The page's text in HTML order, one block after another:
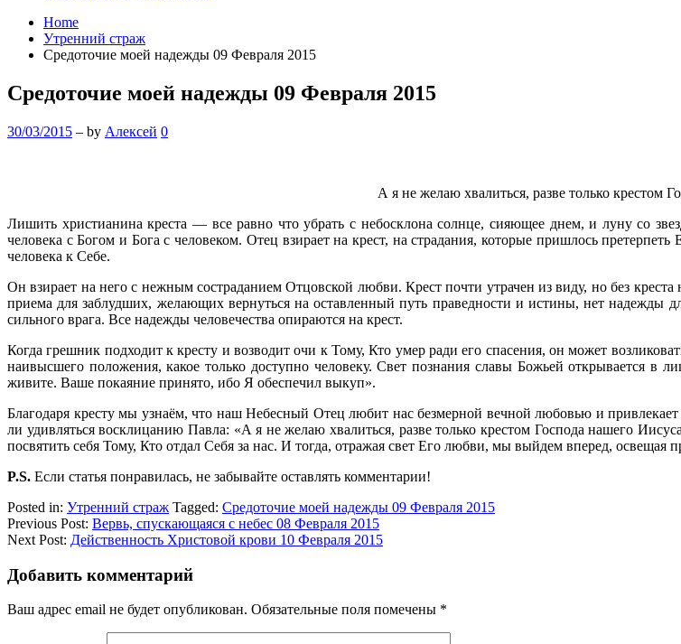
Home
Утренний страж
Средоточие моей надежды 09 Февраля 2015
Средоточие моей надежды 09 Февраля 2015
30/03/2015 – by Алексей 0
А я не желаю хвалиться, разве только крестом
Лишить христианина креста — все равно что убрать с небосклона солнце, сияющее днем, и луну со
человека с Богом и Бога с человеком. Отец взирает на крест, на страдания, которые пришлось
человека к Себе.
Он взирает на него с нежным состраданием Отцовской любви. Крест почти утрачен из виду, но без
приема для заблудших, желающих вернуться на оставленный путь праведности и истины, нет надежды
сильного врага. Все надежды человечества опираются на крест.
Когда грешник подходит к кресту и возводит очи к Тому, Кто умер ради его спасения, он может
наивысшего положения, какое только доступно человеку. Свет познания славы Божьей открывается
живите. Ваше покаяние принято, ибо Я обеспечил выкуп».
Благодаря кресту мы узнаём, что наш Небесный Отец любит нас безмерной вечной любовью и
ли удивляться восклицанию Павла: «А я не желаю хвалиться, разве только крестом Господа нашего
посвятить себя Тому, Кто отдал Себя за нас. И тогда, отражая свет Его любви, мы выйдем вперед, освещая
P.S. Если статья понравилась, не забывайте оставлять комментарии!
Posted in: Утренний страж Tagged: Средоточие моей надежды 09 Февраля 2015
Previous Post: Вервь, спускающаяся с небес 08 Февраля 2015
Next Post: Действенность Христовой крови 10 Февраля 2015
Добавить комментарий
Ваш адрес email не будет опубликован. Обязательные поля помечены *